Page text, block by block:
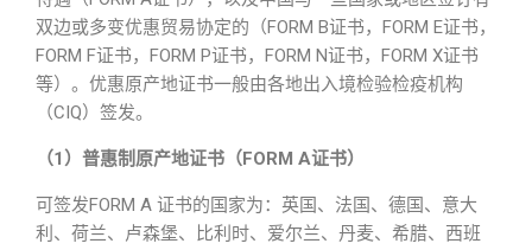
双边或多变优惠贸易协定的（FORM B证书，FORM E证书，
FORM F证书，FORM P证书，FORM N证书，FORM X证书
等）。优惠原产地证书一般由各地出入境检验检疫机构
（CIQ）签发。
（1）普惠制原产地证书（FORM A证书）
可签发FORM A 证书的国家为：英国、法国、德国、意大
利、荷兰、卢森堡、比利时、爱尔兰、丹麦、希腊、西班